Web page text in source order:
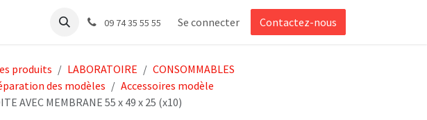
09 74 35 55 55 Se connecter Contactez-nous
produits LABORATOIRE
CONSOMMABLES
des modèles
Accessoires modèle
AVEC MEMBRANE 55 x 49 x 25 (x10)